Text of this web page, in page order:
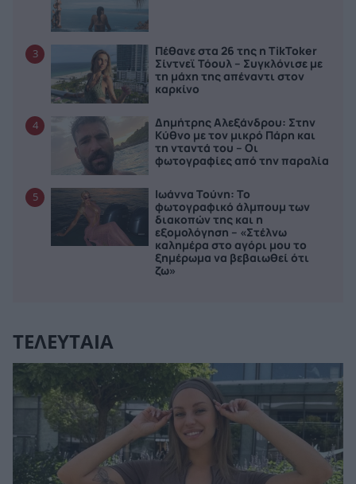
3
Πέθανε στα 26 της η TikToker
Σίντνεϊ Τόουλ – Συγκλόνισε με
τη μάχη της απέναντι στον
καρκίνο
4
Δημήτρης Αλεξάνδρου: Στην
Κύθνο με τον μικρό Πάρη και
τη νταντά του – Οι
φωτογραφίες από την παραλία
5
Ιωάννα Τούνη: Το
φωτογραφικό άλμπουμ των
διακοπών της και η
εξομολόγηση – «Στέλνω
καλημέρα στο αγόρι μου το
ξημέρωμα να βεβαιωθεί ότι
ζω»
ΤΕΛΕΥΤΑΙΑ